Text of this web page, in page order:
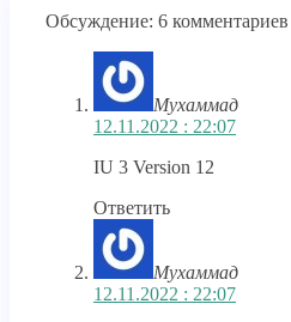
Обсуждение: 6 комментариев
Мухаммад
12.11.2022 : 22:07
IU 3 Version 12
Ответить
Мухаммад
12.11.2022 : 22:07